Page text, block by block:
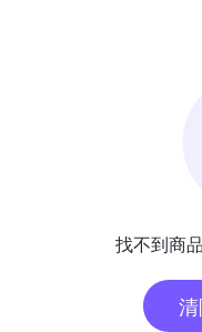
找不到商